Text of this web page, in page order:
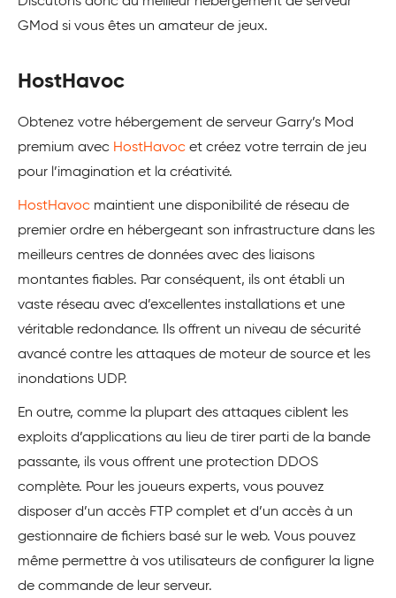
GMod si vous êtes un amateur de jeux.
HostHavoc
Obtenez votre hébergement de serveur Garry’s Mod
premium avec HostHavoc et créez votre terrain de jeu
pour l’imagination et la créativité.
HostHavoc maintient une disponibilité de réseau de
premier ordre en hébergeant son infrastructure dans les
meilleurs centres de données avec des liaisons
montantes fiables. Par conséquent, ils ont établi un
vaste réseau avec d’excellentes installations et une
véritable redondance. Ils offrent un niveau de sécurité
avancé contre les attaques de moteur de source et les
inondations UDP.
En outre, comme la plupart des attaques ciblent les
exploits d’applications au lieu de tirer parti de la bande
passante, ils vous offrent une protection DDOS
complète. Pour les joueurs experts, vous pouvez
disposer d’un accès FTP complet et d’un accès à un
gestionnaire de fichiers basé sur le web. Vous pouvez
même permettre à vos utilisateurs de configurer la ligne
de commande de leur serveur.